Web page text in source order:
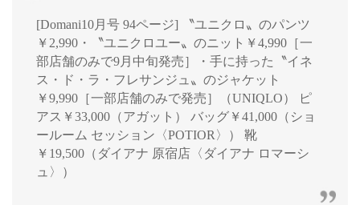
[Domani10月号 94ページ] 〝ユニクロ〟のパンツ
￥2,990・〝ユニクロユー〟のニット￥4,990［一
部店舗のみで9月中旬発売］・手に持った〝イネ
ス・ド・ラ・フレサンジュ〟のジャケット
￥9,990［一部店舗のみで発売］（UNIQLO） ピ
アス￥33,000（アガット） バッグ￥41,000（ショ
ールーム セッション〈POTIOR〉） 靴
￥19,500（ダイアナ 原宿店〈ダイアナ ロマーシ
ュ〉）